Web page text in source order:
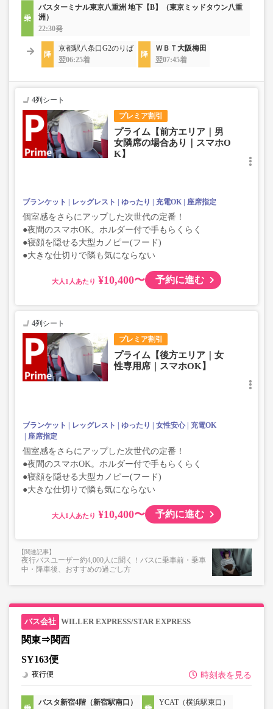
バスターミナル東京八重洲 地下【B】（東京ミッドタウン八重
洲）
22:30発
京都駅八条口G2のりば
翌06:25着
ＷＢＴ大阪梅田
翌07:45着
プレミア割引
4列シート
プライム【前方エリア｜男
女隣席の場合あり｜スマホO
K】
ブランケット レッグレスト ゆったり 充電OK 座席指定
個室感をさらにアップした次世代の定番！
●夜間のスマホOK。ホルダー付で手もらくらく
●寝顔を隠せる大型カノピー(フード)
●大きな仕切りで隣も気にならない
大人 ¥10,400〜 予約に進む
プレミア割引
4列シート
プライム【後方エリア｜女
性専用席｜スマホOK】
ブランケット レッグレスト ゆったり 女性安心
充電OK
座席指定
個室感をさらにアップした次世代の定番！
●夜間のスマホOK。ホルダー付で手もらくらく
●寝顔を隠せる大型カノピー(フード)
●大きな仕切りで隣も気にならない
大人 ¥10,400〜 予約に進む
夜行バスユーザー約4,000人に聞く！バスに乗車前・乗車
中・降車後、おすすめの過ごし方
WILLER EXPRESS/STAR EXPRESS
関東⇒関西
SY163便
時刻表を見る
夜行便
バスタ新宿4階（新宿駅南口）
YCAT（横浜駅東口）